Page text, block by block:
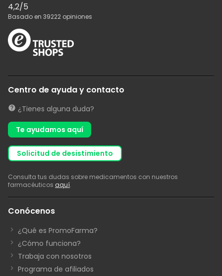
4,2/5
Basado en 39222 opiniones
Centro de ayuda y contacto
¿Tienes alguna duda?
Te ayudamos aquí
solicitud de desistimiento
Consulta tus dudas sobre medicamentos con nuestros
farmacéuticos aquí.
Conócenos
¿Qué es PromoFarma?
¿Cómo funciona?
Trabaja con nosotros
Programa de afiliados